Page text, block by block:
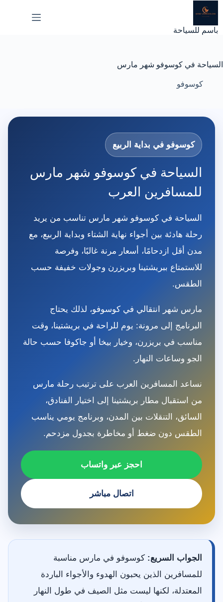
إلى
باسم للسياحة
السياحة في كوسوفو شهر مارس
كوسوفو
كوسوفو في بداية الربيع
السياحة في كوسوفو شهر مارس
للمسافرين العرب
السياحة في كوسوفو شهر مارس تناسب من يريد
رحلة هادئة بين أجواء نهاية الشتاء وبداية الربيع، مع
مدن أقل ازدحامًا، أسعار مرنة غالبًا، وفرصة
للاستمتاع ببريشتينا وبريزرن وجولات خفيفة حسب
الطقس.
مارس شهر انتقالي في كوسوفو، لذلك يحتاج
البرنامج إلى مرونة: يوم للراحة في بريشتينا، وقت
مناسب في بريزرن، وخيار بيخا أو جاكوفا حسب حالة
الجو وساعات النهار.
نساعد المسافرين العرب على ترتيب رحلة مارس
من استقبال مطار بريشتينا إلى اختيار الفنادق،
السائق، التنقلات بين المدن، وبرنامج يومي يناسب
الطقس دون ضغط أو مخاطرة بجدول مزدحم.
احجز عبر واتساب
اتصال مباشر
الجواب السريع: كوسوفو في مارس مناسبة
للمسافرين الذين يحبون الهدوء والأجواء الباردة
المعتدلة، لكنها ليست مثل الصيف في طول النهار